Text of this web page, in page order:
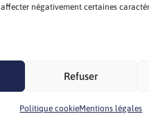
négativement certaines
Refuser
Politique cookieMentions légales
Webdesign parLEMON Création